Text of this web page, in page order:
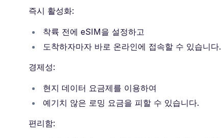
즉시 활성화:
착륙 전에 eSIM을 설정하고
도착하자마자 바로 온라인에 접속할 수 있습니다.
경제성:
현지 데이터 요금제를 이용하여
예기치 않은 로밍 요금을 피할 수 있습니다.
편리함: